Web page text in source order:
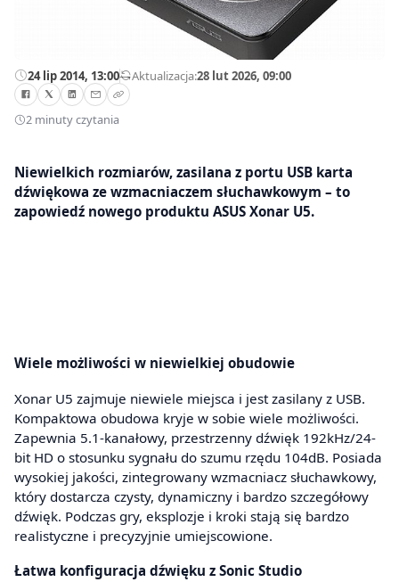
24 lip 2014, 13:00—Aktualizacja:28 lut 2026, 09:00
2 minuty czytania
Niewielkich rozmiarów, zasilana z portu USB karta
dźwiękowa ze wzmacniaczem słuchawkowym – to
zapowiedź nowego produktu ASUS Xonar U5.
Wiele możliwości w niewielkiej obudowie
Xonar U5 zajmuje niewiele miejsca i jest zasilany z USB.
Kompaktowa obudowa kryje w sobie wiele możliwości.
Zapewnia 5.1-kanałowy, przestrzenny dźwięk 192kHz/24-
bit HD o stosunku sygnału do szumu rzędu 104dB. Posiada
wysokiej jakości, zintegrowany wzmacniacz słuchawkowy,
który dostarcza czysty, dynamiczny i bardzo szczegółowy
dźwięk. Podczas gry, eksplozje i kroki stają się bardzo
realistyczne i precyzyjnie umiejscowione.
Łatwa konfiguracja dźwięku z Sonic Studio